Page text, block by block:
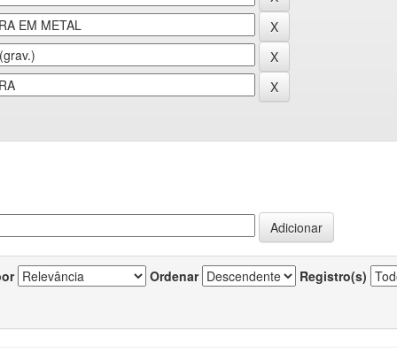
Ordenar Registro(s)